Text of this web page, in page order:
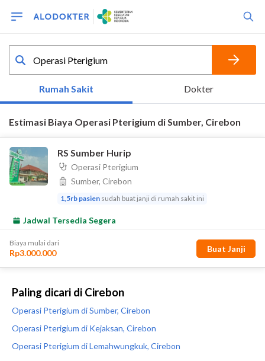
Paling dicari di Cirebon
Operasi Pterigium di Sumber, Cirebon
Operasi Pterigium di Kejaksan, Cirebon
Operasi Pterigium di Lemahwungkuk, Cirebon